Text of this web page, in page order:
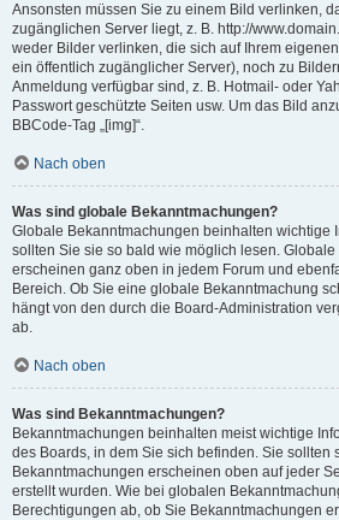
Ansonsten müssen Sie zu einem Bild verlinken,
zugänglichen Server liegt, z. B. http://
weder Bilder verlinken, die sich auf Ihrem
ein öffentlich zugänglicher Server), noch zu
Anmeldung verfügbar sind, z. B. Hotmail- oder
Passwort geschützte Seiten usw. Um das Bild
BBCode-Tag „[img]“.
Nach oben
Was sind globale Bekanntmachungen?
Globale Bekanntmachungen beinhalten wichtige
sollten Sie sie so bald wie möglich lesen.
erscheinen ganz oben in jedem Forum und
Bereich. Ob Sie eine globale Bekanntmachung
hängt von den durch die Board-Administration
ab.
Nach oben
Was sind Bekanntmachungen?
Bekanntmachungen beinhalten meist wichtige
des Boards, in dem Sie sich befinden. Sie sollten
Bekanntmachungen erscheinen oben auf jeder
erstellt wurden. Wie bei globalen
Berechtigungen ab, ob Sie Bekanntmachungen